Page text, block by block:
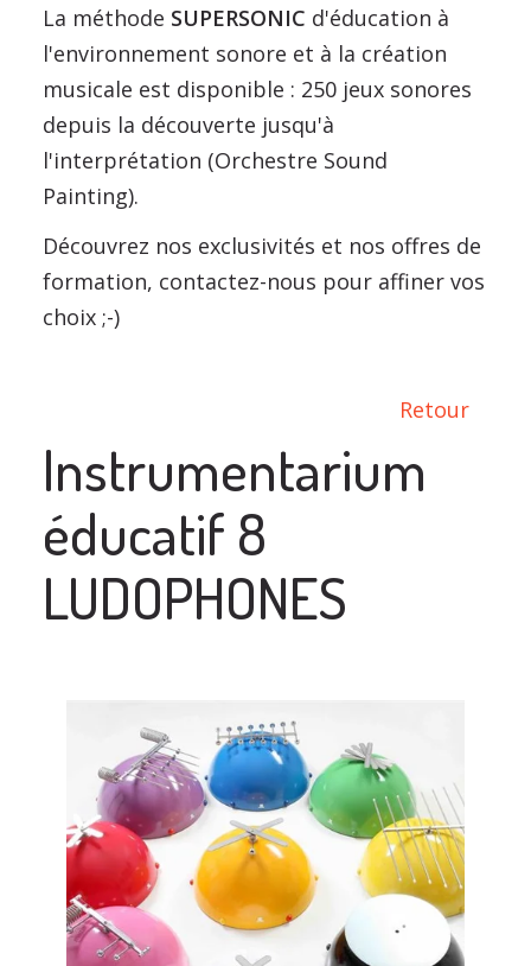
La méthode SUPERSONIC d'éducation à
l'environnement sonore et à la création
musicale est disponible : 250 jeux sonores
depuis la découverte jusqu'à
l'interprétation (Orchestre Sound
Painting).
Découvrez nos exclusivités et nos offres de
formation, contactez-nous pour affiner vos
choix ;-)
Retour
Instrumentarium
éducatif 8
LUDOPHONES